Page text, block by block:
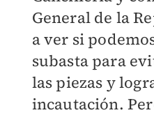
General de la
a ver si
subasta para
las piezas y
incautación.